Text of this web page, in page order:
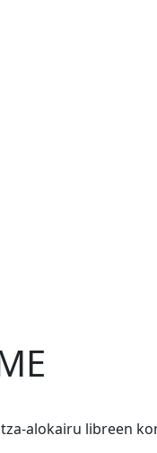
alokairu libreen